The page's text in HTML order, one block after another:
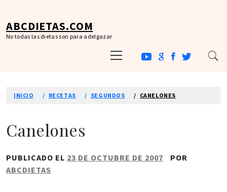
contenido
ABCDIETAS.COM
No todas las dietas son para adelgazar
principal
INICIO RECETAS SEGUNDOS CANELONES
Canelones
PUBLICADO EL 23 DE OCTUBRE DE 2007
POR
ABCDIETAS